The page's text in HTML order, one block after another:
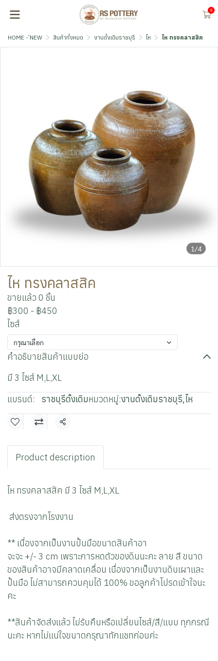
0
HOME - ์NEW สินค้าทั้งหมด งานดั้งเดิมราชบุรี ไห ไห ทรงคลาสสิค
1/4
ไห ทรงคลาสสิค
ขายแล้ว 0 ชิ้น
฿300 - ฿450
ไซส์
กรุณาเลือก
คำอธิบายสินค้าแบบย่อ
มี 3 ไซส์ M,L,XL
แบรนด์:
ราชบุรีดั้งเดิมหมวดหมู่:งานดั้งเดิมราชบุรี,ไห
แชร์
Product description
ไห ทรงคลาสสิค มี 3 ไซส์ M,L,XL
ส่งตรงจากโรงงาน
** เนื่องจากเป็นงานปั้นมือขนาดสินค้าอา
จะจะ +/- 3 cm เพราะการหดตัวของดินนะคะ ลาย สี ขนาด
ของสินค้าอาจมีคลาดเคลื่อน เนื่องจากเป็นงานดินเผาและ
ปั้นมือ ไม่สามารถควบคุมได้ 100% ขอลูกค้าโปรดเข้าใจนะ
คะ
**สินค้าจัดส่งแล้ว ไม่รับคืนหรือเปลี่ยนไซส์/สี/แบบ ทุกกรณี
นะคะ หากไม่แน่ใจขนาดกรุณาทักแชทก่อนค่ะ